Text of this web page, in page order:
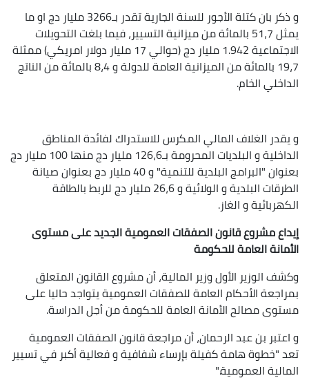
و ذكر بان كتلة الأجور للسنة الجارية تقدر بـ3266 مليار دج او ما
يمثل 51،7 بالمائة من ميزانية التسيير، فيما بلغت التحويلات
الاجتماعية 1.942 مليار دج (حوالي 17 مليار دولار امريكي) ممثلة
19،7 بالمائة من الميزانية العامة للدولة و 8،4 بالمائة من الناتج
الداخلي الخام.
و يقدر الغلاف المالي المكرس للاستدراك لفائدة المناطق
الداخلية و البلديات المحرومة بـ126،6 مليار دج منها 100 مليار دج
بعنوان "البرامج البلدية للتنمية" و 40 مليار دج بعنوان صيانة
الطرقات البلدية و الولائية و 26،6 مليار دج للربط بالطاقة
الكهربائية و الغاز.
إيداع مشروع قانون الصفقات العمومية الجديد على مستوى
الأمانة العامة للحكومة
كشف الوزير الأول وزير المالية، أن مشروع القانون المتعلق
بمراجعة الأحكام العامة للصفقات العمومية يتواجد حاليا على
مستوى مصالح الأمانة العامة للحكومة من أجل الدراسة.
و اعتبر بن عبد الرحمان، أن مراجعة قانون الصفقات العمومية
تعد "خطوة هامة كفيلة بإرساء شفافية و فعالية أكبر في تسيير
المالية العمومية".